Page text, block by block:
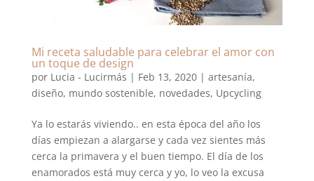
Mi receta saludable para celebrar el amor con
un toque de design
por Lucia - Lucirmás | Feb 13, 2020| artesanía,
diseño, mundo sostenible, novedades, Upcycling
Ya lo estarás viviendo.. en esta época del año los
días empiezan a alargarse y cada vez sientes más
cerca la primavera y el buen tiempo. El día de los
enamorados está muy cerca y yo, lo veo la excusa